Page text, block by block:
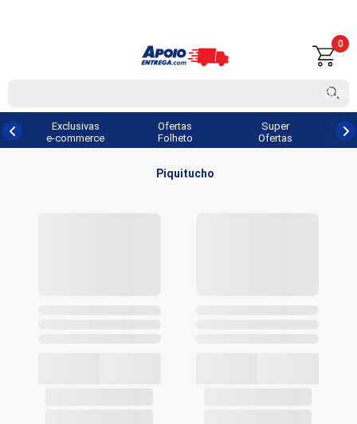
0
Exclusivas
e-commerce
Ofertas
Folheto
Super
Ofertas
Piquitucho